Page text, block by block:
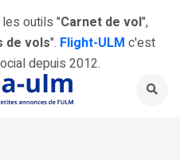
outils "Carnet de vol",
de vols". Flight-ULM c'est
depuis 2012.